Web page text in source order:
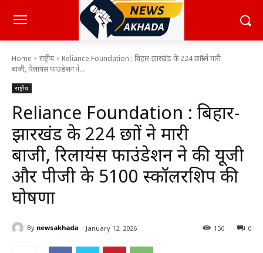
Home राष्ट्रीय
Reliance Foundation : बिहार-झारखंड के 224 छात्रों ने मारी
बाजी, रिलायंस फाउंडेशन ने...
राष्ट्रीय
Reliance Foundation : बिहार-
झारखंड के 224 छात्रों ने मारी
बाजी, रिलायंस फाउंडेशन ने की यूजी
और पीजी के 5100 स्कॉलरशिप की
घोषणा
By newsakhada January 12, 2026 0
150